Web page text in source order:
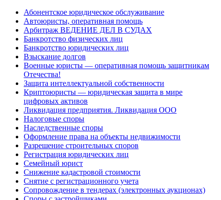
Абонентское юридическое обслуживание
Автоюристы, оперативная помощь
Арбитраж ВЕДЕНИЕ ДЕЛ В СУДАХ
Банкротство физических лиц
Банкротство юридических лиц
Взыскание долгов
Военные юристы — оперативная помощь защитникам
Отечества!
Защита интеллектуальной собственности
Криптоюристы — юридическая защита в мире
цифровых активов
Ликвидация предприятия. Ликвидация ООО
Налоговые споры
Наследственные споры
Оформление права на объекты недвижимости
Разрешение строительных споров
Регистрация юридических лиц
Семейный юрист
Снижение кадастровой стоимости
Снятие с регистрационного учета
Сопровождение в тендерах (электронных аукционах)